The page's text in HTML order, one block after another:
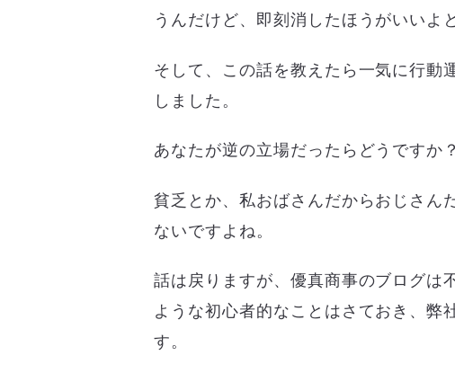
うんだけど、即刻消したほうがいいよ
そして、この話を教えたら一気に行動
しました。
あなたが逆の立場だったらどうですか？
貧乏とか、私おばさんだからおじさん
ないですよね。
話は戻りますが、優真商事のブログは
ような初心者的なことはさておき、弊
す。